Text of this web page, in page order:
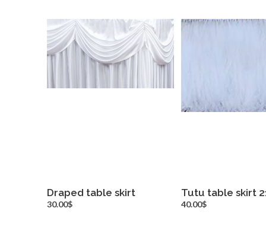
Draped table skirt
30.00$
Tutu table skirt
40.00$